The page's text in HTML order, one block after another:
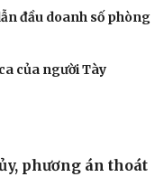
chiến sự Iran
Mỹ
đau đầu với
đấu thông qua hợp